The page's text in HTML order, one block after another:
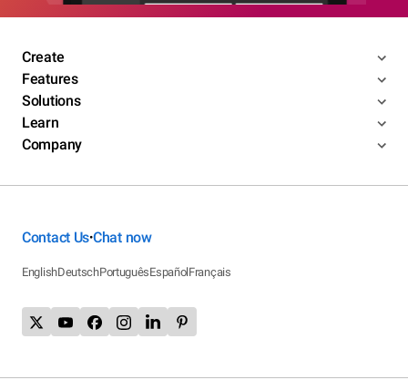
Create
Features
Solutions
Learn
Company
Contact Us•Chat now
EnglishDeutschPortuguêsEspañolFrançais